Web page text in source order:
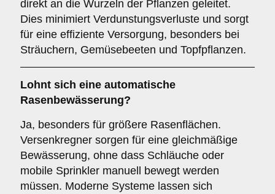
direkt an die Wurzeln der Pflanzen geleitet.
Dies minimiert Verdunstungsverluste und sorgt
für eine effiziente Versorgung, besonders bei
Sträuchern, Gemüsebeeten und Topfpflanzen.
Lohnt sich eine automatische
Rasenbewässerung?
Ja, besonders für größere Rasenflächen.
Versenkregner sorgen für eine gleichmäßige
Bewässerung, ohne dass Schläuche oder
mobile Sprinkler manuell bewegt werden
müssen. Moderne Systeme lassen sich